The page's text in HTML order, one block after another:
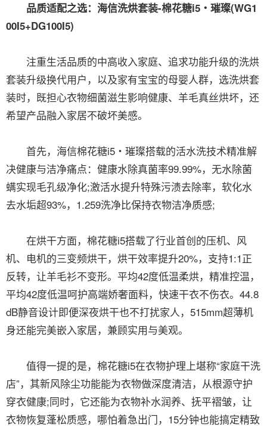
品质适配之选：海信洗烘套装-棉花糖i5・璀璨(WG1
00I5+DG100I5)
注重生活品质的中高收入家庭、追求功能升级的洗烘
套装升级换代用户，以及家有宝宝的母婴人群，选洗烘套
装时，既担心衣物细菌滋生影响健康、羊毛真丝烘坏，还
希望产品融入家居不破坏美感。
首先，海信棉花糖i5・璀璨搭载的活水洗技术精准解
决健康与洁净痛点：健康水除真菌率99.99%，无水除菌
螨实现毛孔级净化;激活水提升特殊污渍去除率，软化水
去水垢超93%，1.259洗净比保持衣物洁净质感;
在烘干方面，棉花糖i5搭载了行业首创的压机、风
机、电机的三变频烘干，烘干效率提升20%，支持1:1正
反转，让羊毛衫不变形。平均42度低温柔烘，精准控温，
平均42度低温呵护高端娇奢面料，快速干衣不伤衣。44.8
dB静音设计即便深夜烘干也不打扰家人，515mm超薄机
身还能完美嵌入家居，兼顾实用与美观。
值得一提的是，棉花糖i5在衣物护理上堪称“家庭干洗
店”，其新风除尘功能能为衣物做深度清洁，从根源守护
穿衣健康;同时，它还能为衣物补水润养、抚平褶皱，让
衣物恢复蓬松质感，哪怕着急出门，15分钟也能搞定精致